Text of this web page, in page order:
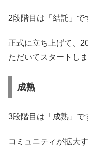
2段階目は「結託」で
正式に立ち上げて、
ただいてスタートしま
成熟
3段階目は「成熟」で
コミュニティが拡大